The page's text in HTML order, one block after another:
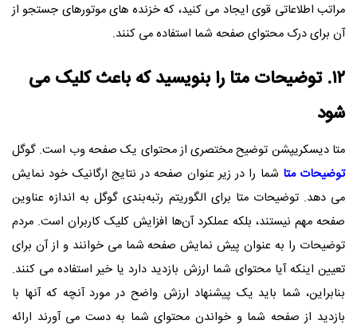
مراتب اطلاعاتی قوی ایجاد می کنید، که خزنده های موتورهای جستجو از
آن برای درک محتوای صفحه شما استفاده می کنند.
۱۲. توضیحات متا را بنویسید که باعث کلیک می
شود
متا دیسکریپشن توضیح مختصری از محتوای یک صفحه وب است. گوگل
توضیحات متا شما را در زیر عنوان صفحه در نتایج ارگانیک خود نمایش
می دهد. توضیحات متا برای الگوریتم رتبه‌بندی گوگل به اندازه عناوین
صفحه مهم نیستند، بلکه عملکرد آن‌ها افزایش کلیک کاربران است. مردم
توضیحات را به عنوان پیش نمایش صفحه شما می خوانند و از آن برای
تعیین اینکه آیا محتوای شما ارزش بازدید دارد یا خیر استفاده می کنند.
بنابراین، شما باید یک پیشنهاد ارزش واضح در مورد آنچه که آنها با
بازدید از صفحه شما و خواندن محتوای شما به دست می آورند ارائه